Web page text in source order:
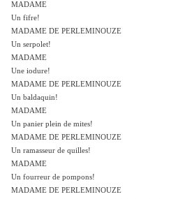
MADAME
Un fifre!
MADAME DE PERLEMINOUZE
Un serpolet!
MADAME
Une iodure!
MADAME DE PERLEMINOUZE
Un baldaquin!
MADAME
Un panier plein de mites!
MADAME DE PERLEMINOUZE
Un ramasseur de quilles!
MADAME
Un fourreur de pompons!
MADAME DE PERLEMINOUZE